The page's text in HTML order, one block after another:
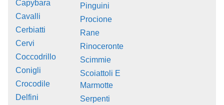
Capybara
Cavalli
Cerbiatti
Cervi
Coccodrillo
Conigli
Crocodile
Delfini
Pinguini
Procione
Rane
Rinoceronte
Scimmie
Scoiattoli E
Marmotte
Serpenti